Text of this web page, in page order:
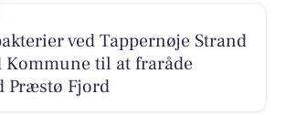
ved Tappernøje Strand
Kommune til at fraråde
Præstø Fjord